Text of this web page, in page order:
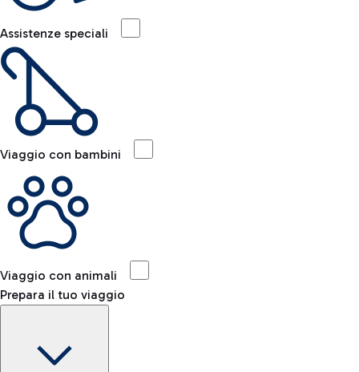
Assistenze speciali
Viaggio con bambini
Viaggio con animali
Prepara il tuo viaggio